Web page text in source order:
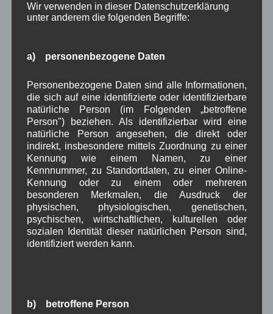
in Wallgau Gewerbe, Woiga.de
Unter dem Motto
„Nehmt Kinder auf
und ihr nehmt mich
auf“ fand am Freitag, 04.03.2016 der
Weltgebetstag der Frauenstatt. In über 170
Ländern weltweit feiern Frauen aller Konfessionen
miteinander und füreinander Gottesdienst. Dieses
Jahr stand Kuba im Fokus. Nach der Andacht im
Wallgauer Pfarrheim wurde zusammen mit den
Krüner Frauen, die sich im Anschluß an Ihre
Andacht in der Krüner Kirche auf den Weg nach
Wallgau gemacht hatten, gemütlich beisammen
Wir verwenden in dieser Datenschutzerklärung
unter anderem die folgenden Begriffe:
a) personenbezogene Daten
Personenbezogene Daten sind alle Informationen,
die sich auf eine identifizierte oder identifizierbare
natürliche Person (im Folgenden „betroffene
Person") beziehen. Als identifizierbar wird eine
natürliche Person angesehen, die direkt oder
indirekt, insbesondere mittels Zuordnung zu einer
Kennung wie einem Namen, zu einer
Kennnummer, zu Standortdaten, zu einer Online-
Kennung oder zu einem oder mehreren
besonderen Merkmalen, die Ausdruck der
physischen, physiologischen, genetischen,
psychischen, wirtschaftlichen, kulturellen oder
sozialen Identität dieser natürlichen Person sind,
identifiziert werden kann.
b) betroffene Person